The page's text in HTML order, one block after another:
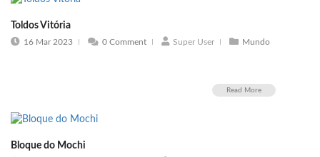
Toldos Vitória
16 Mar 2023 0 Comment Super User Mundo
Read More
Bloque do Mochi